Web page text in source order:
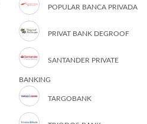
POPULAR BANCA PRIVADA
PRIVAT BANK DEGROOF
SANTANDER PRIVATE
BANKING
TARGOBANK